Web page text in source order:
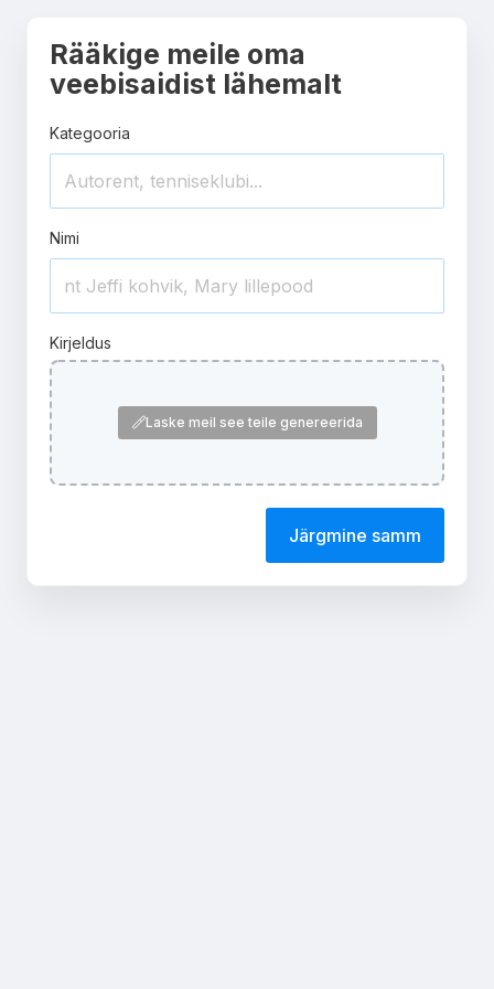
Rääkige meile oma
veebisaidist lähemalt
Kategooria
Nimi
Kirjeldus
Laske meil see teile genereerida
Järgmine samm